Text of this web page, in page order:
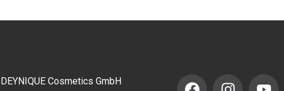
DEYNIQUE Cosmetics GmbH